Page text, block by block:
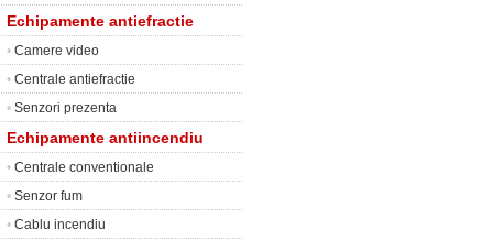
Echipamente antiefractie
• Camere video
• Centrale antiefractie
• Senzori prezenta
Echipamente antiincendiu
• Centrale conventionale
• Senzor fum
• Cablu incendiu